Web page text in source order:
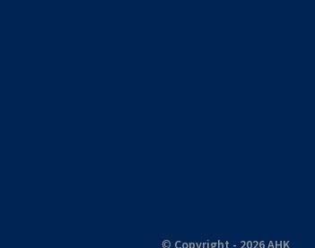
© Copyright - 2026 AHK